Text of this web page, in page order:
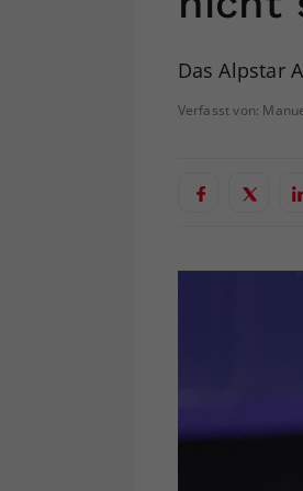
Das Alpstar
Verfasst von: